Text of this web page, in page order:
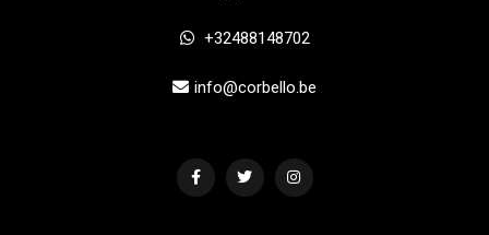
+32488148702
info@corbello.be